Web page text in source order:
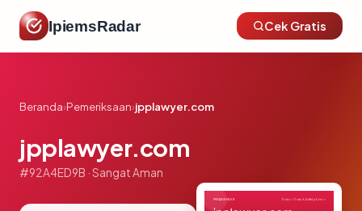
IpiemsRadar Cek Gratis
Beranda›Pemeriksaan›jpplawyer.com
jpplawyer.com
#92A4ED9B · Sangat Aman